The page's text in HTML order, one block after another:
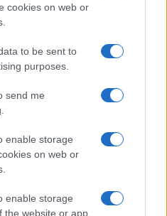
cookies on web or
to be sent to
purposes.
send me
enable storage
on web or
enable storage
the website or app.
economía
empresas:
legales y
política
la IARC clasifica